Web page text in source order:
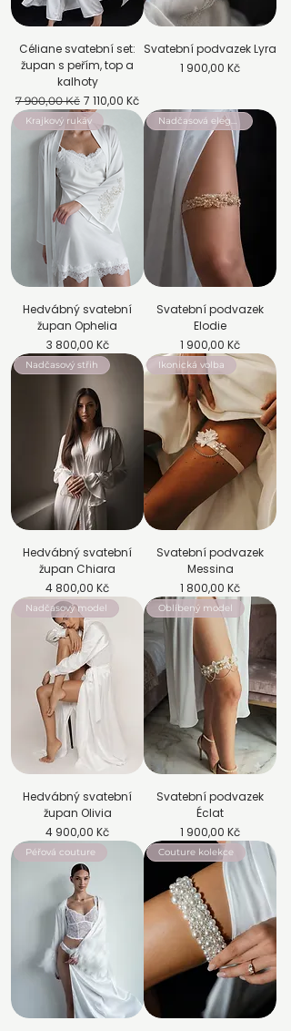
Céliane svatební set:
župan s peřím, top a
kalhoty
Běžná cena
7 900,00 Kč Zvýhodněná cena
7 110,00 Kč
Svatební podvazek Lyra
Cena
1 900,00 Kč
Krajkový rukáv
Hedvábný svatební
župan Ophelia
Cena
3 800,00 Kč
Nadčasová elegance
Svatební podvazek
Elodie
Cena
1 900,00 Kč
Nadčasový střih
Hedvábný svatební
župan Chiara
Cena
4 800,00 Kč
Ikonická volba
Svatební podvazek
Messina
Cena
1 800,00 Kč
Nadčasový model
Hedvábný svatební
župan Olivia
Cena
4 900,00 Kč
Oblíbený model
Svatební podvazek
Éclat
Cena
1 900,00 Kč
Péřová couture Couture kolekce